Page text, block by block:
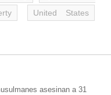
United States
asesinan a 31